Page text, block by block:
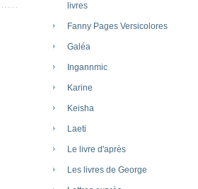
livres
Fanny Pages Versicolores
Galéa
Ingannmic
Karine
Keisha
Laeti
Le livre d'après
Les livres de George